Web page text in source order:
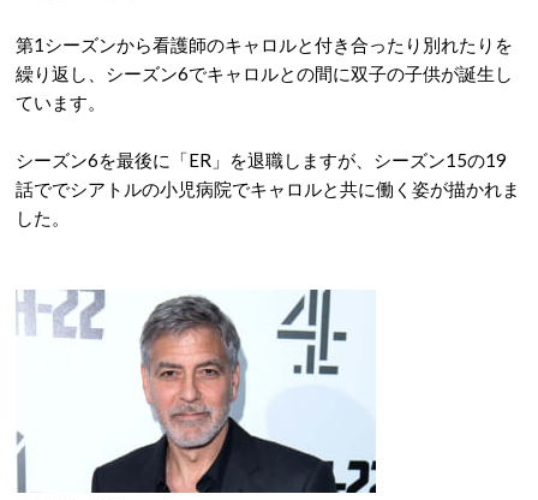
第1シーズンから看護師のキャロルと付き合ったり別れたりを
繰り返し、シーズン6でキャロルとの間に双子の子供が誕生し
ています。
シーズン6を最後に「ER」を退職しますが、シーズン15の19
話ででシアトルの小児病院でキャロルと共に働く姿が描かれま
した。